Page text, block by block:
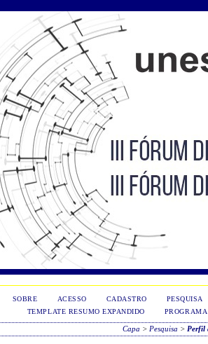
SOBRE ACESSO CADASTRO
PESQUISA
TEMPLATE RESUMO EXPANDIDO
PROGRAMA
Capa > Pesquisa > Perfil